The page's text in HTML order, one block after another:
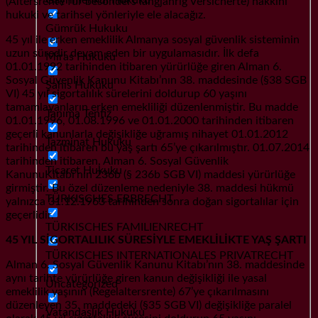
Gümrük Hukuku
Miras Hukuku
Şahıs Hukuku
Tanıma Tenfiz
Tazminat Hukuku
Ticaret Hukuku
TÜRKISCHES ERBRECHT
TÜRKISCHES FAMILIENRECHT
TÜRKISCHES INTERNATIONALES PRIVATRECHT
Uncategorized
Vatandaşlık Hukuku
hukuki ve tarihsel yönleriyle ele alacağız.
45 yıl ile erken emeklilik Almanya sosyal güvenlik sisteminin
uzun süredir devam eden bir uygulamasıdır. İlk defa
01.01.1992 tarihinden itibaren yürürlüğe giren Alman 6.
Sosyal Güvenlik Kanunu Kitabı’nın 38. maddesinde (§38 SGB
VI) 45 yıl sigortalılık sürelerini doldurup 60 yaşını
tamamlayanların erken emekliliği düzenlenmiştir. Bu madde
01.01.1996, 01.08.1996 ve 01.01.2000 tarihinden itibaren
geçerli kanunlarla değişikliğe uğramış nihayet 01.01.2012
tarihinden itibaren bu yaş şartı 65’ye çıkarılmıştır. 01.07.2014
tarihinden itibaren, Alman 6. Sosyal Güvenlik
KanunuKitabı’nın 236b (§ 236b SGB VI) maddesi yürürlüğe
girmiştir. Bu özel düzenleme nedeniyle 38. maddesi hükmü
yalnızca 31.12.1963 tarihinden sonra doğan sigortalılar için
geçerlidir.
45 YIL SİGORTALILIK SÜRESİYLE EMEKLİLİKTE YAŞ ŞARTI
Alman 6. Sosyal Güvenlik Kanunu Kitabı’nın 38. maddesinde
aynı tarihte yürürlüğe giren kanun değişikliği ile yasal
emeklilik yaşının (Regelaltersrente) 67’ye çıkarılmasını
düzenleyen 35. maddedeki (§35 SGB VI) değişikliğe paralel